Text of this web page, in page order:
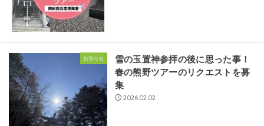
お知らせ
雪の玉置神参拝の後に思った事！
春の熊野ツアーのリクエストを募
集
2026.02.02